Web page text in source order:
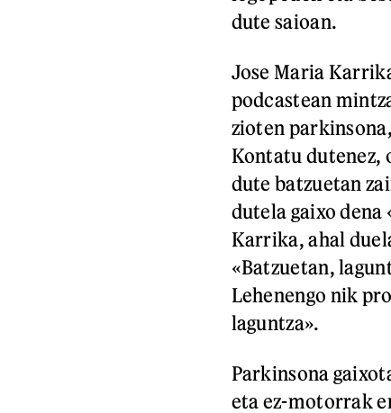
dute saioan.
Jose Maria
podcastean
zioten
Kontatu dutenez,
dute batzuetan
dutela gaixo
Karrika, ahal
«Batzuetan,
Lehenengo nik
laguntza».
Parkinsona
eta ez-motorrak